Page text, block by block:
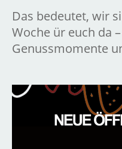
Das bedeutet, wir
Woche ür euch da
Genussmomente